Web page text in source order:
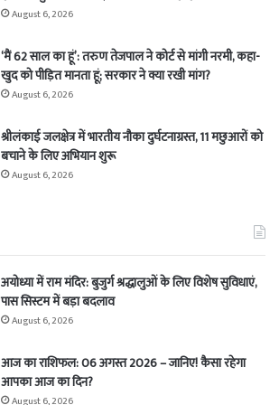
August 6, 2026
‘मैं 62 साल का हूं’: तरुण तेजपाल ने कोर्ट से मांगी नरमी, कहा-
खुद को पीड़ित मानता हूं; सरकार ने क्या रखी मांग?
August 6, 2026
श्रीलंकाई जलक्षेत्र में भारतीय नौका दुर्घटनाग्रस्त, 11 मछुआरों को
बचाने के लिए अभियान शुरू
August 6, 2026
अयोध्या में राम मंदिर: बुजुर्ग श्रद्धालुओं के लिए विशेष सुविधाएं,
पास सिस्टम में बड़ा बदलाव
August 6, 2026
आज का राशिफल: 06 अगस्त 2026 – जानिए! कैसा रहेगा
आपका आज का दिन?
August 6, 2026